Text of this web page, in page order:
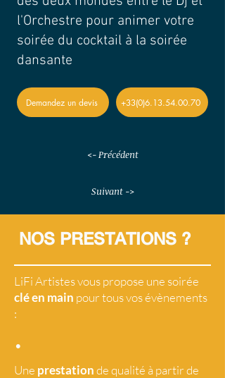
l'Orchestre pour animer votre
soirée du cocktail à la soirée
dansante
Demandez un devis +33(0)6.13.54.00.70
<- Précédent
Suivant ->
NOS PRESTATIONS ?
LiFi Artistes vous propose une soirée
clé en main pour tous vos évènements
:
•
Une prestationde qualité à partir de